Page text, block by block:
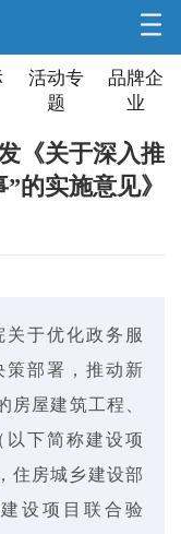
活动专
题
品牌企
业
《关于深入推
的实施意见》
于优化政务服
策部署，推动新
房屋建筑工程、
下简称建设项
住房城乡建设部
设项目联合验